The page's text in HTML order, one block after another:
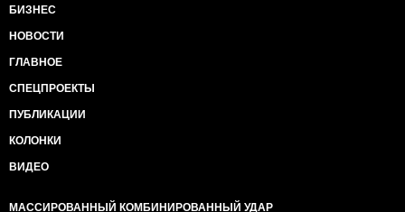
БИЗНЕС
НОВОСТИ
ГЛАВНОЕ
СПЕЦПРОЕКТЫ
ПУБЛИКАЦИИ
КОЛОНКИ
ВИДЕО
МАССИРОВАННЫЙ КОМБИНИРОВАННЫЙ УДАР